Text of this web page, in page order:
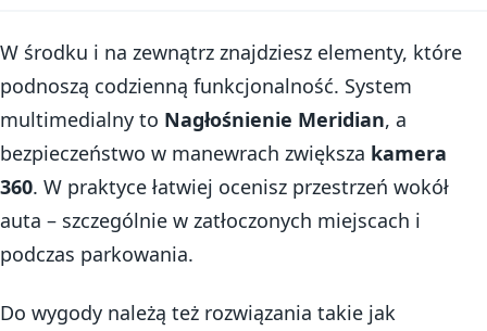
W środku i na zewnątrz znajdziesz elementy, które
podnoszą codzienną funkcjonalność. System
multimedialny to Nagłośnienie Meridian, a
bezpieczeństwo w manewrach zwiększa kamera
360. W praktyce łatwiej ocenisz przestrzeń wokół
auta – szczególnie w zatłoczonych miejscach i
podczas parkowania.
Do wygody należą też rozwiązania takie jak